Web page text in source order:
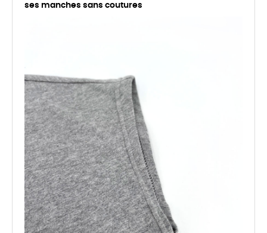
ses manches sans coutures